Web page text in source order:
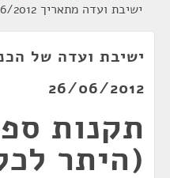
ישיבת ועדה מתאריך 26/06/2012
26/06/2012
תקנות
(היתר